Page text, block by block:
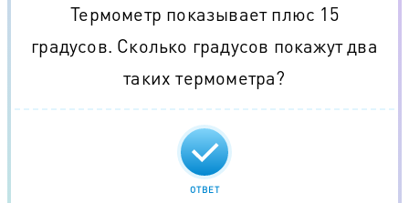
Термометр показывает плюс 15
градусов. Сколько градусов покажут два
таких термометра?
ОТВЕТ